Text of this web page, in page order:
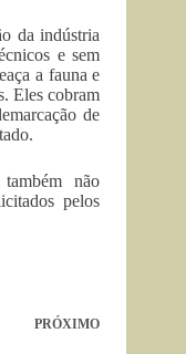
da indústria
e sem
a fauna e
Eles cobram
de
não
pelos
PRÓXIMO